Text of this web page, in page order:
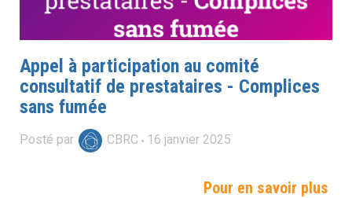
Appel à participation au comité
consultatif de prestataires - Complices
sans fumée
Posté par CBRC 16 janvier 2025
Pour en savoir plus